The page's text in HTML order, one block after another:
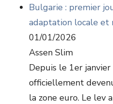
Bulgarie : premier
adaptation locale et
01/01/2026
Assen Slim
Depuis le 1er
officiellement
la zone euro. Le lev